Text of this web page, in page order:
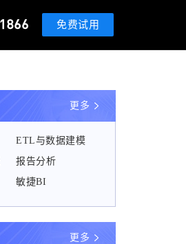
免费试用
更多
ETL与数据建模
报告分析
敏捷BI
更多